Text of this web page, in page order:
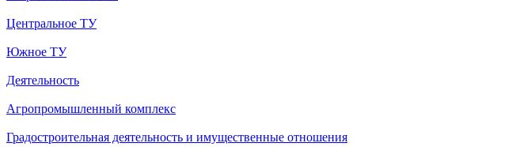
Центральное ТУ
Южное ТУ
Деятельность
Агропромышленный комплекс
Градостроительная деятельность и имущественные отношения